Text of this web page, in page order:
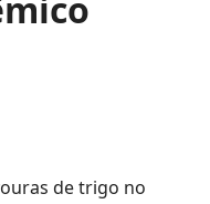
de trigo no